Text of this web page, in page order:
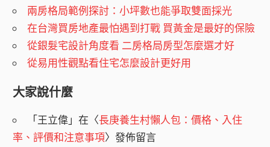
兩房格局範例探討：小坪數也能爭取雙面採光
在台灣買房地產最怕遇到打戰 買黃金是最好的保險
從銀髮宅設計角度看 二房格局房型怎麼選才好
從易用性觀點看住宅怎麼設計更好用
大家說什麼
「王立偉」在〈長庚養生村懶人包：價格、入住
率、評價和注意事項〉發佈留言